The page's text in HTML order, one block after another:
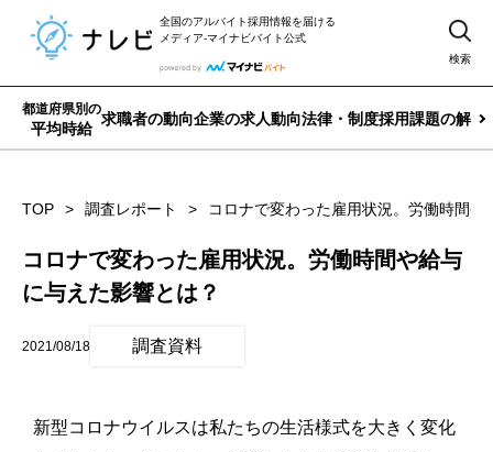
全国のアルバイト採用情報を届ける
メディア-マイナビバイト公式
検索
都道府県別の
平均時給
求職者の動向企業の求人動向法律・制度採用課題の解決
TOP 調査レポート コロナで変わった雇用状況。労働時間や
コロナで変わった雇用状況。労働時間や給与
に与えた影響とは？
2021/08/18 調査資料
新型コロナウイルスは私たちの生活様式を大きく変化